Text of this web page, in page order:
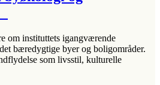
om instituttets igangværende
bæredygtige byer og boligområder.
som livsstil, kulturelle